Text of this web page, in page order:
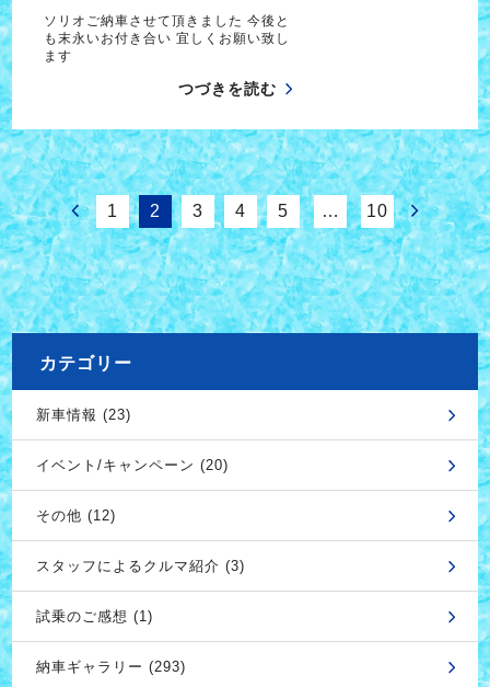
ソリオご納車させて頂きました 今後と
も末永いお付き合い 宜しくお願い致し
ます
つづきを読む
1 2 3 4 5 … 10
カテゴリー
新車情報 (23)
イベント/キャンペーン (20)
その他 (12)
スタッフによるクルマ紹介 (3)
試乗のご感想 (1)
納車ギャラリー (293)